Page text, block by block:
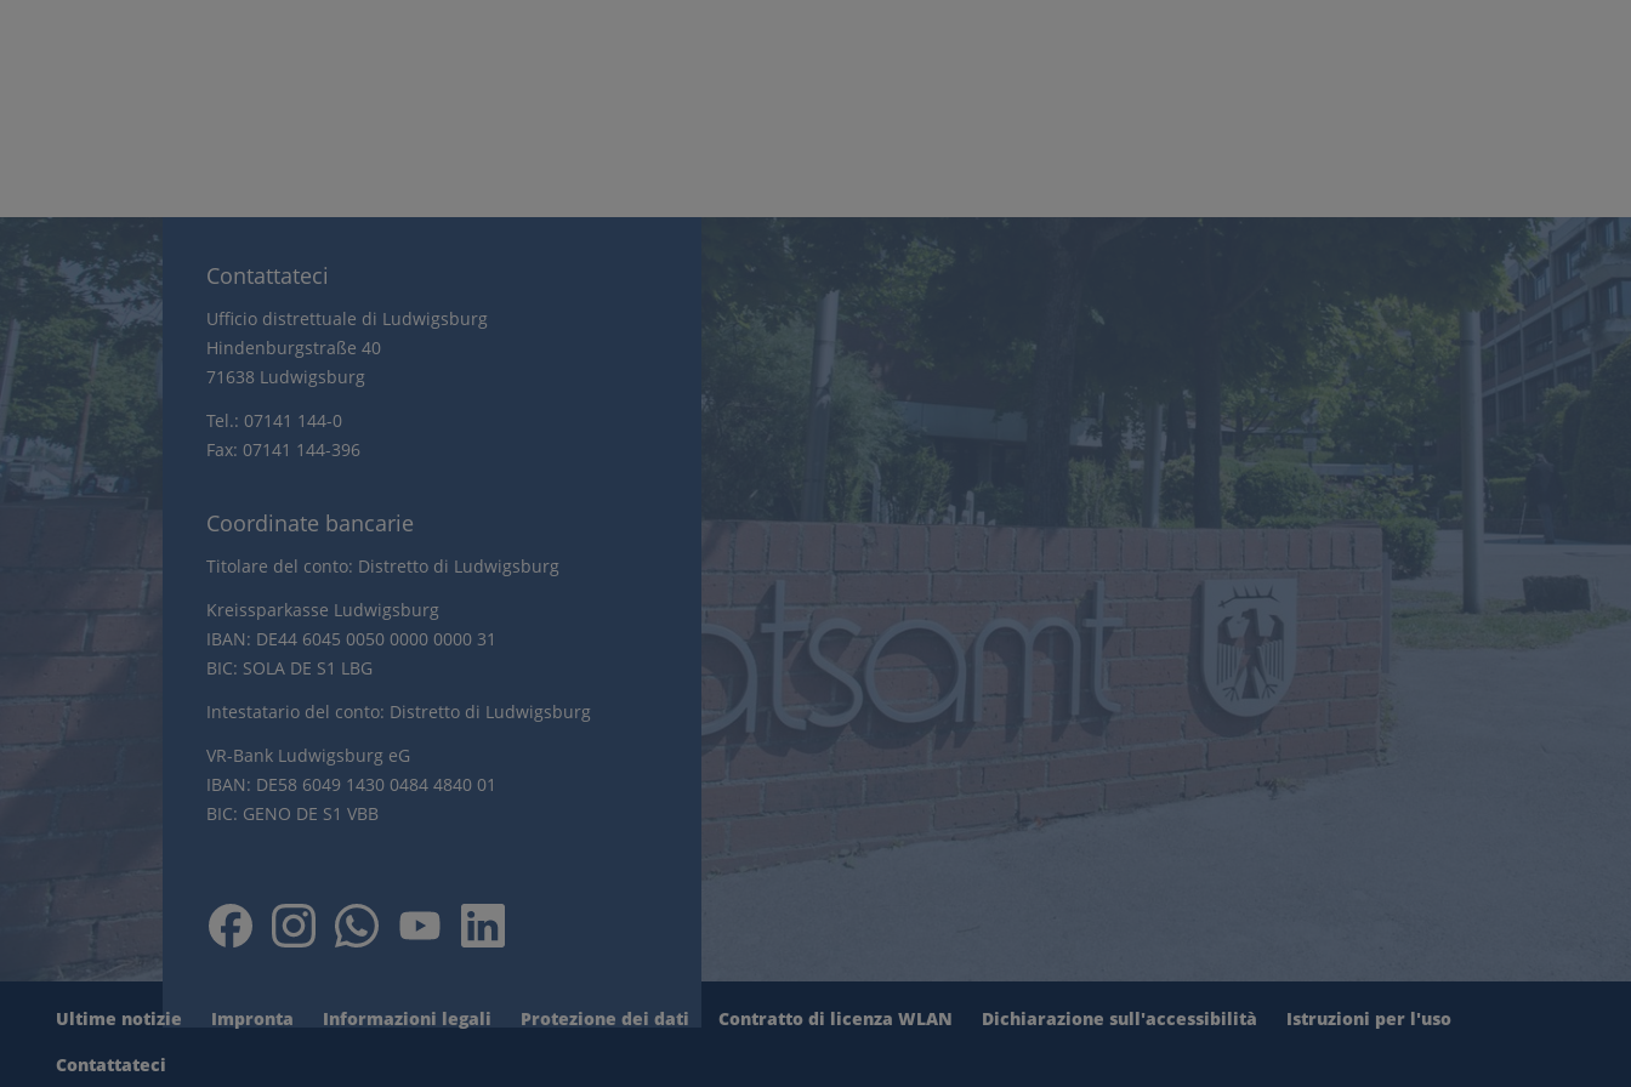
Contattateci
Ufficio distrettuale di Ludwigsburg
Hindenburgstraße 40
71638 Ludwigsburg
Tel.: 07141 144-0
Fax: 07141 144-396
Coordinate bancarie
Titolare del conto: Distretto di Ludwigsburg
Kreissparkasse Ludwigsburg
IBAN: DE44 6045 0050 0000 0000 31
BIC: SOLA DE S1 LBG
Intestatario del conto: Distretto di Ludwigsburg
VR-Bank Ludwigsburg eG
IBAN: DE58 6049 1430 0484 4840 01
BIC: GENO DE S1 VBB
Ultime notizie Impronta Informazioni legali Protezione dei dati Contratto di licenza WLAN Dichiarazione sull'accessibilità
Istruzioni per l'uso
Contattateci